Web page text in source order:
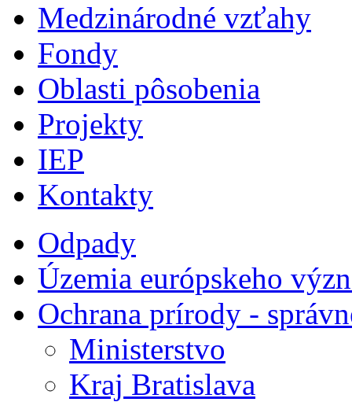
Medzinárodné vzťahy
Fondy
Oblasti pôsobenia
Projekty
IEP
Kontakty
Odpady
Územia európskeho
Ochrana prírody -
Ministerstvo
Kraj Bratislava